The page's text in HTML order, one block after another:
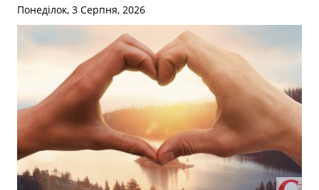
Понеділок, 3 Серпня, 2026